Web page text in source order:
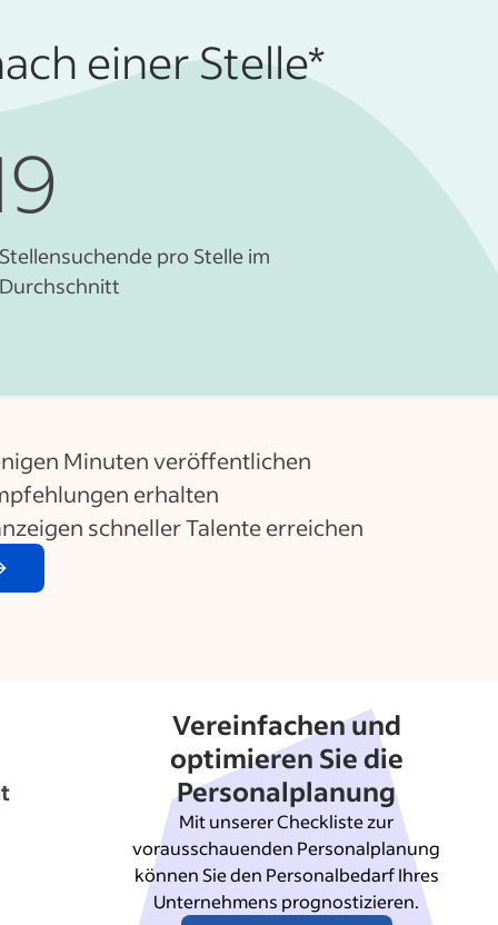
einer Stelle*
Stellensuchende pro Stelle im
Durchschnitt
Minuten veröffentlichen
erhalten
schneller Talente erreichen
Vereinfachen und
optimieren Sie die
Personalplanung
Mit unserer Checkliste zur
vorausschauenden Personalplanung
können Sie den Personalbedarf Ihres
Unternehmens prognostizieren.